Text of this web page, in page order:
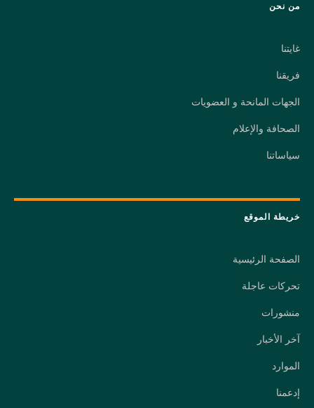
من نحن
غايتنا
فريقنا
الجهات المانحة و العضويات
الصحافة والإعلام
سياساتنا
خريطة الموقع
الصفحة الرئيسية
تحركات عاجلة
منشورات
آخر الأخبار
الموارد
إدعمنا